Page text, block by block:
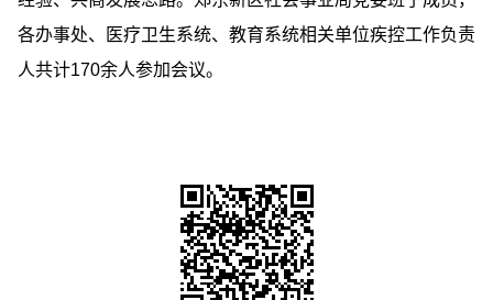
各办事处、医疗卫生系统、教育系统相关单位疾控工作负责
人共计170余人参加会议。